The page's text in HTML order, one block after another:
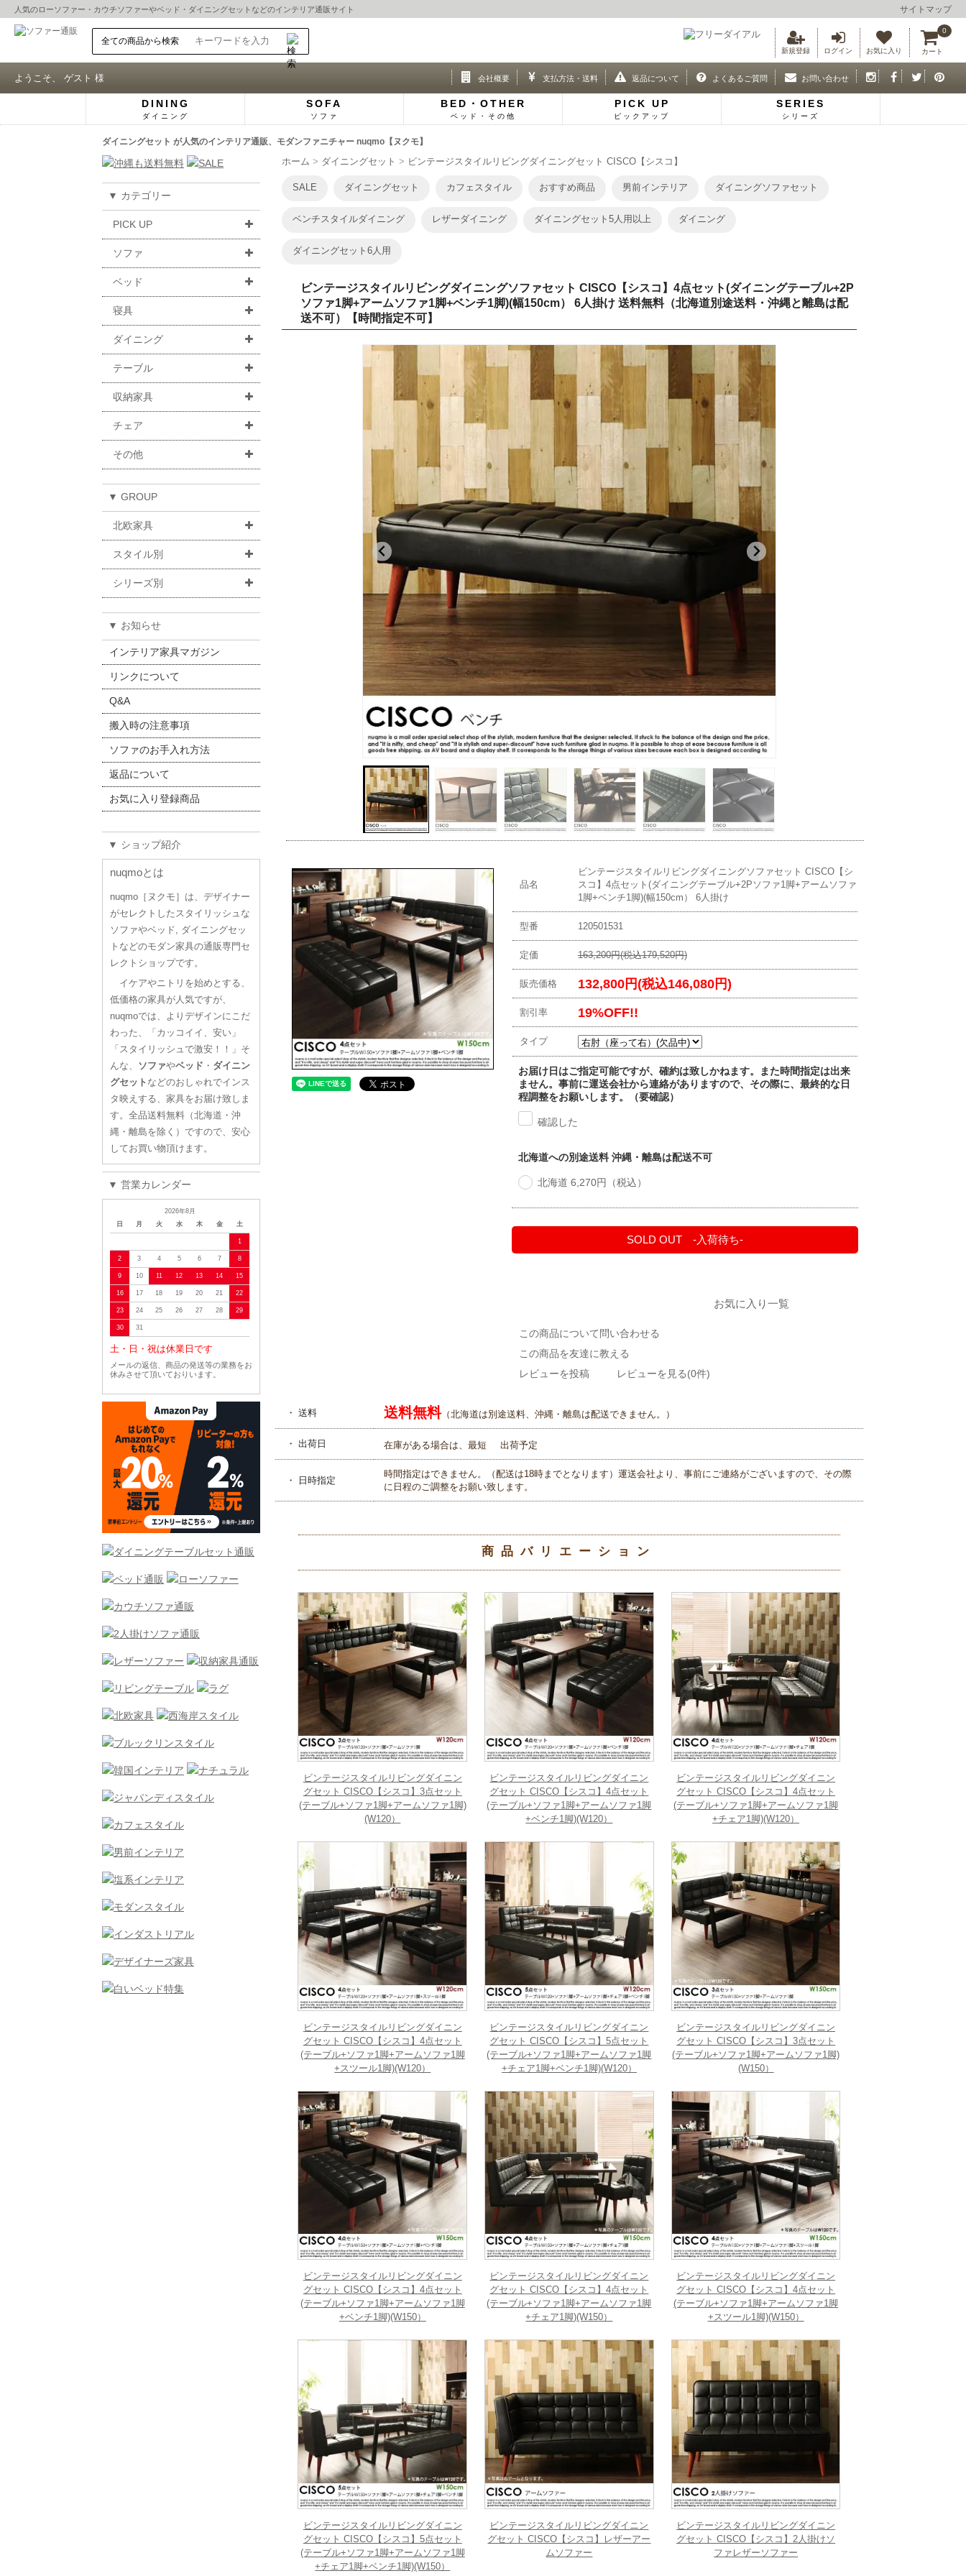
人気のローソファー ・ カウチソファーやベッド ・ ダイニングセット などのインテリア通販サイト サイトマップ
新規登録 ログイン お気に入り カート
0
ようこそ、 ゲスト 様 会社概要 支払方法・送料 返品について よくあるご質問 お問い合わせ
DINING
ダイニング
SOFA
ソファ
BED・OTHER
ベッド・その他
PICK UP
ピックアップ
SERIES
シリーズ
ダイニングセット が人気のインテリア通販、モダンファニチャー nuqmo【ヌクモ】
▼ カテゴリー
PICK UP
ソファ
ベッド
寝具
ダイニング
テーブル
収納家具
チェア
その他
▼ GROUP
北欧家具
スタイル別
シリーズ別
▼ お知らせ
インテリア家具マガジン
リンクについて
Q&A
搬入時の注意事項
ソファのお手入れ方法
返品について
お気に入り登録商品
▼ ショップ紹介
nuqmoとは
nuqmo［ヌクモ］は、デザイナー
がセレクトしたスタイリッシュな
ソファやベッド, ダイニングセッ
トなどのモダン家具の通販専門セ
レクトショップです。
イケアやニトリを始めとする、
低価格の家具が人気ですが、
nuqmoでは、よりデザインにこだ
わった、「カッコイイ、安い」
「スタイリッシュで激安！！」そ
んな、 ソファやベッド ・ ダイニン
グセット などのおしゃれでインス
タ映えする、家具をお届け致しま
す。全品送料無料（北海道・沖
縄・離島を除く）ですので、安心
してお買い物頂けます。
▼ 営業カレンダー
2026年8月
日
月 火 水 木 金 土
1
2 3 4 5 6 7 8
9 10 11 12 13 14 15
16 17 18 19 20 21 22
23 24 25 26 27 28 29
30 31
土・日・祝は休業日です
メールの返信、商品の発送等の業務をお
休みさせて頂いておりいます。
ホーム ダイニングセット ビンテージスタイルリビングダイニングセット CISCO【シスコ】
SALE ダイニングセット カフェスタイル おすすめ商品 男前インテリア ダイニングソファセット
ベンチスタイルダイニング レザーダイニング ダイニングセット5人用以上 ダイニング
ダイニングセット6人用
ビンテージスタイルリビングダイニングソファセット CISCO【シスコ】4点セット(ダイニングテーブル+2P
ソファ1脚+アームソファ1脚+ベンチ1脚)(幅150cm） 6人掛け 送料無料（北海道別途送料・沖縄と離島は配
送不可）【時間指定不可】
品名
ビンテージスタイルリビングダイニングソファセット CISCO【シ
スコ】4点セット(ダイニングテーブル+2Pソファ1脚+アームソファ
1脚+ベンチ1脚)(幅150cm） 6人掛け
型番 120501531
定価 163,200円(税込179,520円)
販売価格 132,800円(税込146,080円)
割引率 19%OFF!!
タイプ
お届け日はご指定可能ですが、確約は致しかねます。また時間指定は出来
ません。事前に運送会社から連絡がありますので、その際に、最終的な日
程調整をお願いします。（要確認）
確認した
北海道への別途送料 沖縄・離島は配送不可
北海道 6,270円（税込）
SOLD OUT -入荷待ち-
お気に入り一覧
この商品について問い合わせる
この商品を友達に教える
レビューを投稿
レビューを見る(0件)
・ 送料 送料無料（北海道は別途送料、沖縄・離島は配送できません。）
・ 出荷日 在庫がある場合は、最短 出荷予定
・ 日時指定
時間指定はできません。（配送は18時までとなります）運送会社より、事前にご連絡がございますので、その際
に日程のご調整をお願い致します。
商品バリエーション
ビンテージスタイルリビングダイニン
グセット CISCO【シスコ】3点セット
(テーブル+ソファ1脚+アームソファ1脚)
(W120）
ビンテージスタイルリビングダイニン
グセット CISCO【シスコ】4点セット
(テーブル+ソファ1脚+アームソファ1脚
+ベンチ1脚)(W120）
ビンテージスタイルリビングダイニン
グセット CISCO【シスコ】4点セット
(テーブル+ソファ1脚+アームソファ1脚
+チェア1脚)(W120）
ビンテージスタイルリビングダイニン
グセット CISCO【シスコ】4点セット
(テーブル+ソファ1脚+アームソファ1脚
+スツール1脚)(W120）
ビンテージスタイルリビングダイニン
グセット CISCO【シスコ】5点セット
(テーブル+ソファ1脚+アームソファ1脚
+チェア1脚+ベンチ1脚)(W120）
ビンテージスタイルリビングダイニン
グセット CISCO【シスコ】3点セット
(テーブル+ソファ1脚+アームソファ1脚)
(W150）
ビンテージスタイルリビングダイニン
グセット CISCO【シスコ】4点セット
(テーブル+ソファ1脚+アームソファ1脚
+ベンチ1脚)(W150）
ビンテージスタイルリビングダイニン
グセット CISCO【シスコ】4点セット
(テーブル+ソファ1脚+アームソファ1脚
+チェア1脚)(W150）
ビンテージスタイルリビングダイニン
グセット CISCO【シスコ】4点セット
(テーブル+ソファ1脚+アームソファ1脚
+スツール1脚)(W150）
ビンテージスタイルリビングダイニン
グセット CISCO【シスコ】5点セット
(テーブル+ソファ1脚+アームソファ1脚
+チェア1脚+ベンチ1脚)(W150）
ビンテージスタイルリビングダイニン
グセット CISCO【シスコ】レザーアー
ムソファー
ビンテージスタイルリビングダイニン
グセット CISCO【シスコ】2人掛けソ
ファレザーソファー